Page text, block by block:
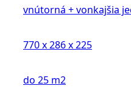
vnútorná + vonkajšia
770 x 286 x 225
do 25 m2